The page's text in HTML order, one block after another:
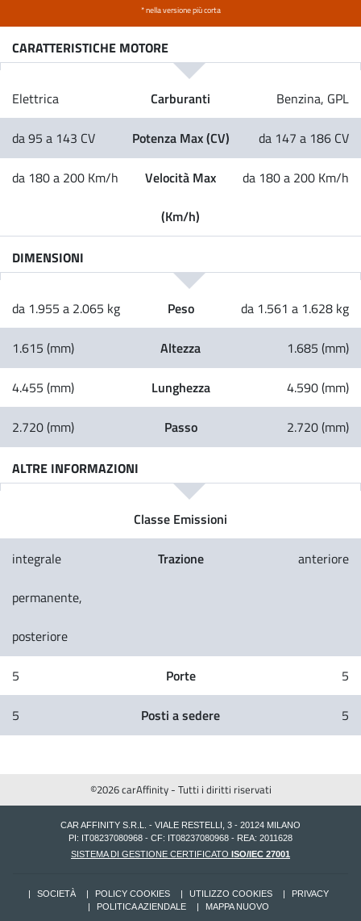
* nella versione più corta
CARATTERISTICHE MOTORE
Elettrica Carburanti Benzina, GPL
da 95 a 143 CV Potenza Max (CV) da 147 a 186 CV
da 180 a 200 Km/h Velocità Max
(Km/h)
da 180 a 200 Km/h
DIMENSIONI
da 1.955 a 2.065 kg Peso da 1.561 a 1.628 kg
1.615 (mm) Altezza 1.685 (mm)
4.455 (mm) Lunghezza 4.590 (mm)
2.720 (mm) Passo 2.720 (mm)
ALTRE INFORMAZIONI
Classe Emissioni
integrale
permanente,
posteriore
Trazione anteriore
5 Porte 5
5 Posti a sedere 5
©2026 carAffinity - Tutti i diritti riservati
CAR AFFINITY S.R.L. - VIALE RESTELLI, 3 - 20124 MILANO
PI: IT08237080968 - CF: IT08237080968 - REA: 2011628
SISTEMA DI GESTIONE CERTIFICATO ISO/IEC 27001
SOCIETÀ POLICY COOKIES UTILIZZO COOKIES
PRIVACY
POLITICA AZIENDALE
MAPPA NUOVO